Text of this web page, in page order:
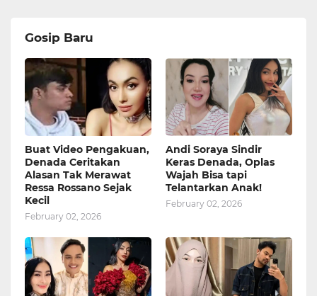
Gosip Baru
Buat Video Pengakuan,
Denada Ceritakan
Alasan Tak Merawat
Ressa Rossano Sejak
Kecil
February 02, 2026
Andi Soraya Sindir
Keras Denada, Oplas
Wajah Bisa tapi
Telantarkan Anak!
February 02, 2026